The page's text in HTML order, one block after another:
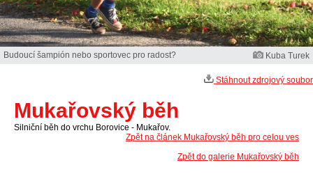
Budoucí šampión nebo sportovec pro radost? Kuba Turek
Stáhnout zdrojový soubor
Mukařovský běh
Silniční běh do vrchu Borovice - Mukařov.
Zpět na článek Mukařovský běh pro celou ves
Zpět do galerie Mukařovský běh